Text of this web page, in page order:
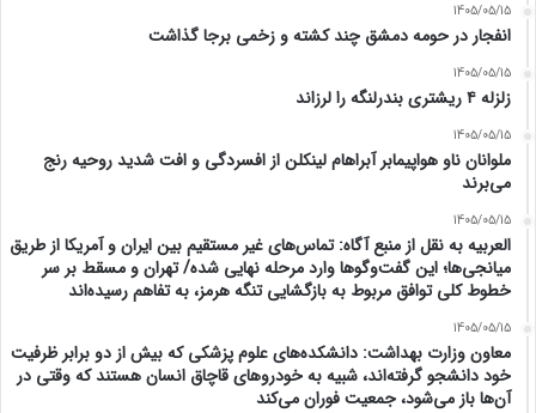
1405/05/15
انفجار در حومه دمشق چند کشته و زخمی برجا گذاشت
1405/05/15
زلزله ۴ ریشتری بندرلنگه را لرزاند
1405/05/15
ملوانان ناو هواپیمابر آبراهام لینکلن از افسردگی و افت شدید روحیه رنج
می‌برند
1405/05/15
العربیه به نقل از منبع آگاه: تماس‌های غیر مستقیم بین ایران و آمریکا از طریق
میانجی‌ها؛ این گفت‌و‌گو‌ها وارد مرحله نهایی شده/ تهران و مسقط بر سر
خطوط کلی توافق مربوط به بازگشایی تنگه هرمز، به تفاهم رسیده‌اند
1405/05/15
معاون وزارت بهداشت: دانشکده‌های علوم پزشکی که بیش از دو برابر ظرفیت
خود دانشجو گرفته‌اند، شبیه به خودرو‌های قاچاق انسان هستند که وقتی در
آن‌ها باز می‌شود، جمعیت فوران می‌کند